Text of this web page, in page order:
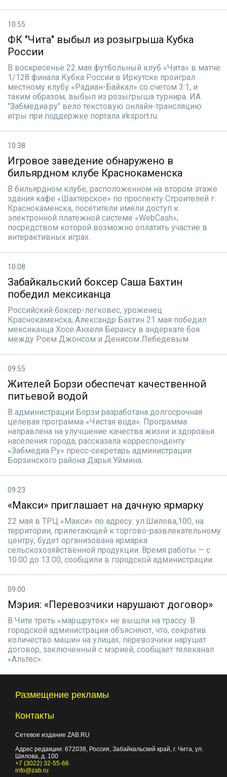
10:55
ФК "Чита" выбыл из розыгрыша Кубка
России
В воскресенье 22 мая футбольный клуб «Чита» в матче
1/128 финала Кубка России в Иркутске проиграл
местному клубу «Радиан-Байкал» со счетом 3:1, и
таким образом, выбыл из розыгрыша турнира. ИА
"Забмедиа.ру" вело текстовую онлайн-трансляцию
игры при поддержке портала irksport.ru.
10:38
Игровое заведение обнаружено в
бильярдном клубе Краснокаменска
В бильярдном клубе, расположенном на втором этаже
здания кафе «Шахтёрское» по проспекту Строителей г.
Краснокаменска, посетители имели доступ к
электронной платёжной системе «WebCash»,
посредством которой возможно оплатить участие в
интерактивных играх.
10:08
Забайкальский боксер Саша Бахтин
победил мексиканца
Российский боксер-легковес, уроженец
Краснокаменска, Александр Бахтин 21 мая победил
мексиканца Хосе Анхеля Берансу в андеркате боя
между Роем Джонсом и Денисом Лебедевым
09:55
Жителей Борзи обеспечат качественной
питьевой водой
В администрации Борзи разработана долгосрочная
целевая программа «Чистая вода». Программа
направлена на улучшение качества жизни и здоровья
населения города, рассказала корреспонденту
«Забмедиа.Ру» пресс-секретарь администрации
Борзинского района Дарья Уймина.
09:23
«Макси» приглашает на дачную ярмарку
22 мая в ТРЦ «Макси» по адресу: ул.Шилова,100, на
территории, прилегающей к торгово-развлекательному
центру, будет организована ярмарка
сельскохозяйственной продукции. Время работы — с
10.00 до 13.00, сообщили в городской администрации.
09:00
Мэрия: «Перевозчики нарушают договор»
В Чите треть «маршруток» не вышли на трассу. В
городской администрации объясняют, что, сократив
количество машин на улицах, перевозчики нарушат
договор, заключенный с мэрией, сообщает телеканал
«Альтес».
Размещение рекламы
Контакты
Сетевое издание ZAB.RU
Адрес редакции: 672038, Россия, Забайкальский край, г. Чита, ул.
Шилова, д. 100
+7 (3022) 32-55-66
info@zab.ru